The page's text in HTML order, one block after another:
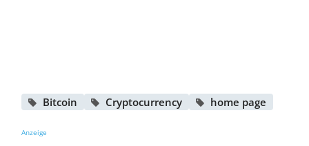
Bitcoin Cryptocurrency home page
Anzeige